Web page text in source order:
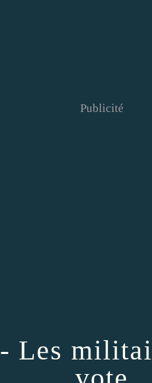
Publicité
Les